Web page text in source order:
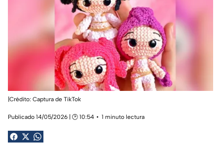
|Crédito: Captura de TikTok
Publicado 14/05/2026 | 🕑 10:54 1 minuto lectura